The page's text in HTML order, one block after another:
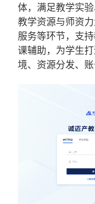
体，满足教学实
教学资源与师资
服务等环节，支
课辅助，为学生
境、资源分发、账